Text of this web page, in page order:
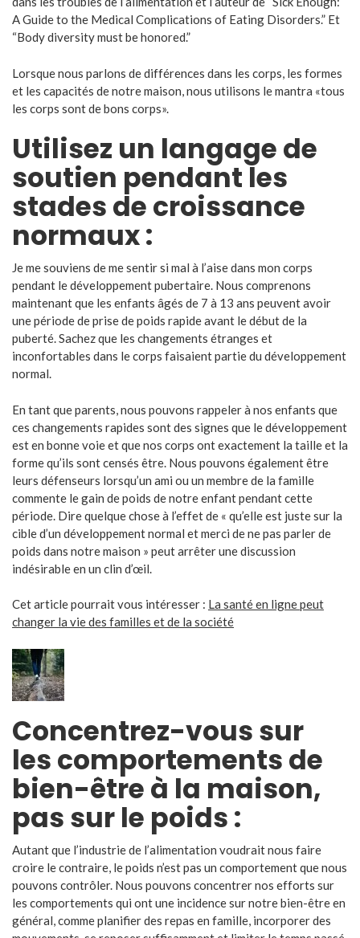
A Guide to the Medical Complications of Eating Disorders.” Et
“Body diversity must be honored.”
Lorsque nous parlons de différences dans les corps, les formes
et les capacités de notre maison, nous utilisons le mantra «tous
les corps sont de bons corps».
Utilisez un langage de
soutien pendant les
stades de croissance
normaux :
Je me souviens de me sentir si mal à l’aise dans mon corps
pendant le développement pubertaire. Nous comprenons
maintenant que les enfants âgés de 7 à 13 ans peuvent avoir
une période de prise de poids rapide avant le début de la
puberté. Sachez que les changements étranges et
inconfortables dans le corps faisaient partie du développement
normal.
En tant que parents, nous pouvons rappeler à nos enfants que
ces changements rapides sont des signes que le développement
est en bonne voie et que nos corps ont exactement la taille et la
forme qu’ils sont censés être. Nous pouvons également être
leurs défenseurs lorsqu’un ami ou un membre de la famille
commente le gain de poids de notre enfant pendant cette
période. Dire quelque chose à l’effet de « qu’elle est juste sur la
cible d’un développement normal et merci de ne pas parler de
poids dans notre maison » peut arrêter une discussion
indésirable en un clin d’œil.
Cet article pourrait vous intéresser : La santé en ligne peut
changer la vie des familles et de la société
Concentrez-vous sur
les comportements de
bien-être à la maison,
pas sur le poids :
Autant que l’industrie de l’alimentation voudrait nous faire
croire le contraire, le poids n’est pas un comportement que nous
pouvons contrôler. Nous pouvons concentrer nos efforts sur
les comportements qui ont une incidence sur notre bien-être en
général, comme planifier des repas en famille, incorporer des